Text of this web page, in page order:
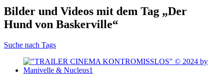
Bilder und Videos mit dem Tag „Der
Hund von Baskerville“
Suche nach Tags